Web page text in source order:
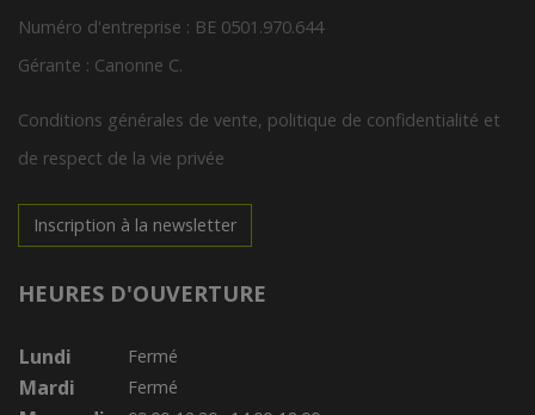
Numéro d'entreprise : BE 0501.970.644
Gérante : Canonne C.
Conditions générales de vente, politique de confidentialité et
de respect de la vie privée
Inscription à la newsletter
HEURES D'OUVERTURE
Lundi Fermé
Mardi Fermé